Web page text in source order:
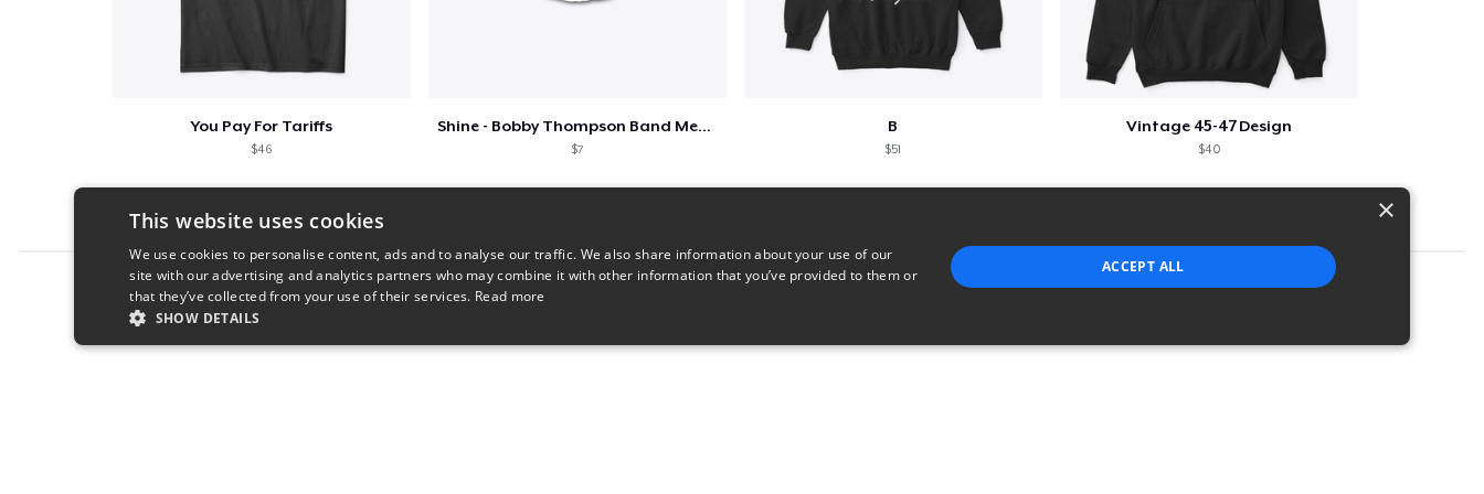
You Pay For Tariffs
$46
Shine - Bobby Thompson Band Merch
$7
B
$51
Vintage 45-47 Design
$40
Report this product
×
This website uses cookies
We use cookies to personalise content, ads and to analyse our traffic. We also share information about your use of our
site with our advertising and analytics partners who may combine it with other information that you’ve provided to them or
that they’ve collected from your use of their services. Read more
SHOW DETAILS
ACCEPT ALL